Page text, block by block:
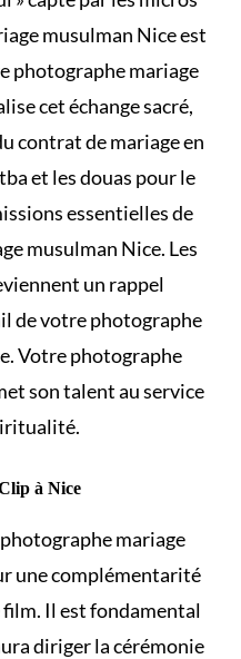
musulman Nice est
photographe mariage
cet échange sacré,
contrat de mariage en
et lesdouas pour le
essentielles de
musulman Nice. Les
un rappel
de votre photographe
Votre photographe
son talent au service
à Nice
mariage
une complémentarité
Il est fondamental
diriger la cérémonie